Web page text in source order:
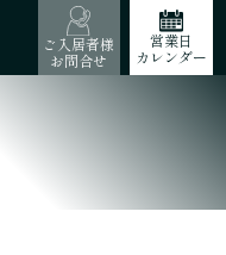
ご入居者様
お問合せ
営業日
カレンダー